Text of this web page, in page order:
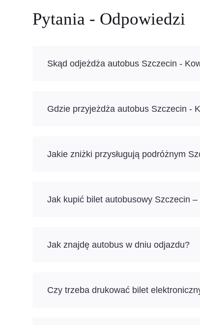
Pytania - Odpowiedzi
Skąd odjeżdża autobus Szczecin -
Gdzie przyjeżdża autobus Szczecin -
Jakie zniżki przysługują podróżnym
Jak kupić bilet autobusowy Szczecin
Jak znajdę autobus w dniu odjazdu?
Czy trzeba drukować bilet